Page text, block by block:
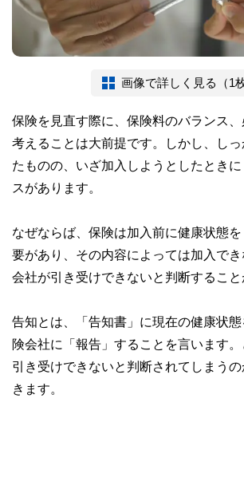
画像で詳しく見る（1枚
保険を見直す際に、保険料のバランス
考えることは大前提です。しかし、し
たものの、いざ加入しようとしたとき
スがあります。
なぜならば、保険は加入前に健康状態
要があり、その内容によっては加入で
会社が引き受けできないと判断すること
告知とは、「告知書」に現在の健康状
険会社に「報告」することを言います
引き受けできないと判断されてしまう
きます。